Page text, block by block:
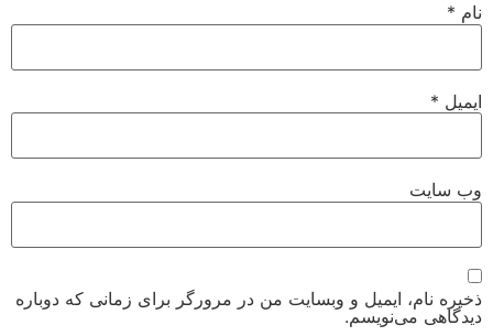
نام*
ایمیل *
وب‌ سایت
ذخیره نام، ایمیل و وبسایت من در مرورگر برای زمانی که دوباره
دیدگاهی می‌نویسم.